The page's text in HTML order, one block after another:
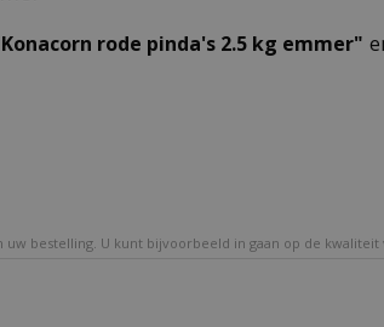
rode pinda's 2.5 kg emmer"
bestelling. U kunt bijvoorbeeld in gaan op de